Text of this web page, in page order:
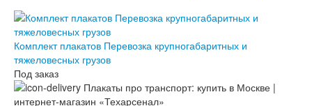
Комплект плакатов Перевозка крупногабаритных и
тяжеловесных грузов
Под заказ